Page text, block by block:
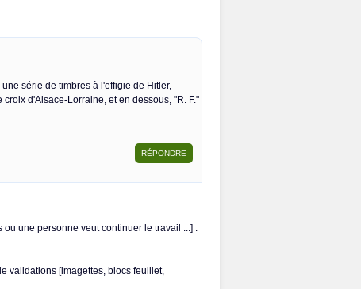
série de timbres à l'effigie de Hitler,
d'Alsace-Lorraine, et en dessous, "R. F."
une personne veut continuer le travail ...] :
validations [imagettes, blocs feuillet,